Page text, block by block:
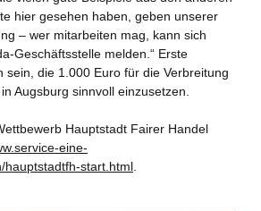
hier gesehen haben, geben unserer
– wer mitarbeiten mag, kann sich
Geschäftsstelle melden.“ Erste
sein, die 1.000 Euro für die Verbreitung
Augsburg sinnvoll einzusetzen.
Hauptstadt Fairer Handel
eine-
hauptstadtfh-start.html